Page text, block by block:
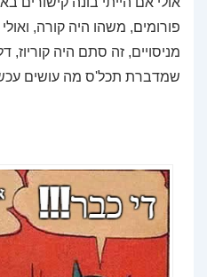
פורומים, משהו היה קורה,
מניסויים, זה סתם היה
שמדברת תכל'ס מה עושים עכשיו